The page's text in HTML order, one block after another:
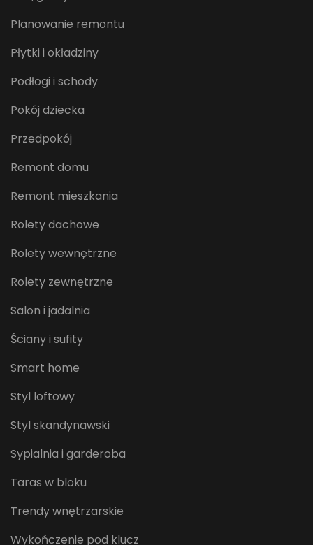
Planowanie remontu
Płytki i okładziny
Podłogi i schody
Pokój dziecka
Przedpokój
Remont domu
Remont mieszkania
Rolety dachowe
Rolety wewnętrzne
Rolety zewnętrzne
Salon i jadalnia
Ściany i sufity
Smart home
Styl loftowy
Styl skandynawski
Sypialnia i garderoba
Taras w bloku
Trendy wnętrzarskie
Wykończenie pod klucz